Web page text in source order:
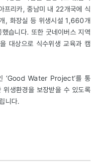
리카, 중남미 내 22개국에 식
, 화장실 등 위생시설 1,660개
습니다. 또한 굿네이버스 지역
대상으로 식수위생 교육과 캠
‘Good Water Project’를 통
생환경을 보장받을 수 있도록
니다.